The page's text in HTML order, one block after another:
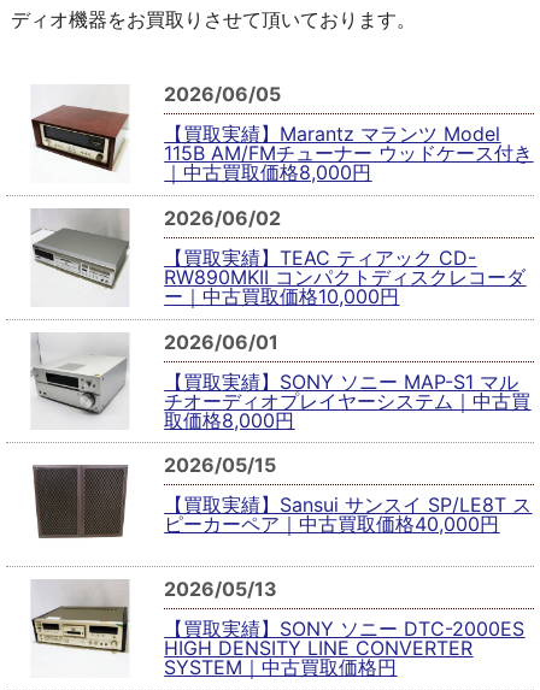
ディオ機器をお買取りさせて頂いております。
2026/06/05
【買取実績】Marantz マランツ Model
115B AM/FMチューナー ウッドケース付き
｜中古買取価格8,000円
2026/06/02
【買取実績】TEAC ティアック CD-
RW890MKII コンパクトディスクレコーダ
ー｜中古買取価格10,000円
2026/06/01
【買取実績】SONY ソニー MAP-S1 マル
チオーディオプレイヤーシステム｜中古買
取価格8,000円
2026/05/15
【買取実績】Sansui サンスイ SP/LE8T ス
ピーカーペア｜中古買取価格40,000円
2026/05/13
【買取実績】SONY ソニー DTC-2000ES
HIGH DENSITY LINE CONVERTER
SYSTEM｜中古買取価格円